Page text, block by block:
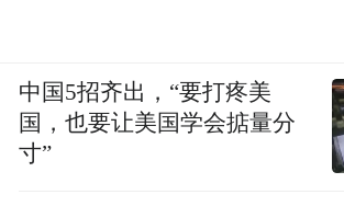
中国5招齐出，“要打疼美
国，也要让美国学会掂量分
寸”